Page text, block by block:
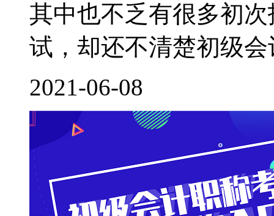
其中也不乏有很多初
试，却还不清楚初级
2021-06-08